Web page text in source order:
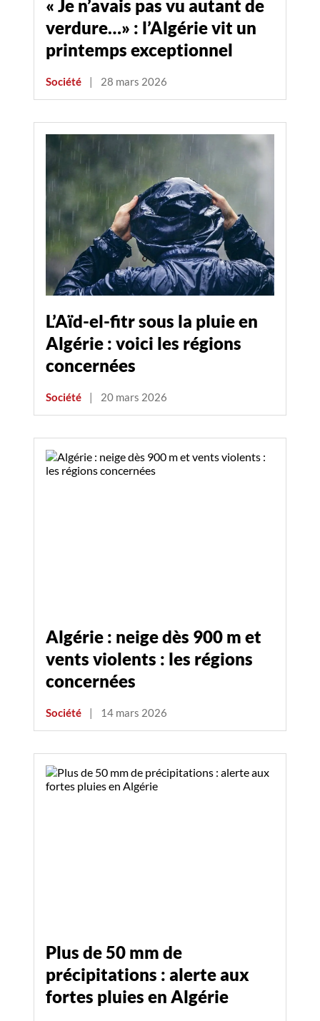
« Je n’avais pas vu autant de
verdure…» : l’Algérie vit un
printemps exceptionnel
Société | 28 mars 2026
L’Aïd-el-fitr sous la pluie en
Algérie : voici les régions
concernées
Société | 20 mars 2026
Algérie : neige dès 900 m et
vents violents : les régions
concernées
Société | 14 mars 2026
Plus de 50 mm de
précipitations : alerte aux
fortes pluies en Algérie